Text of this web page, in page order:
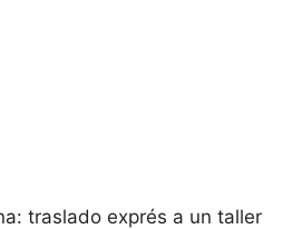
traslado exprés a un taller